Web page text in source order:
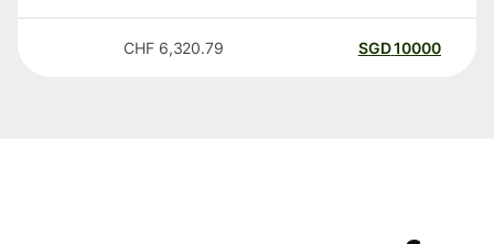
10000
SGD
6,320.79
CHF